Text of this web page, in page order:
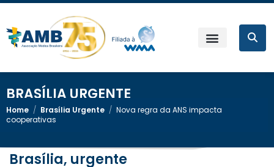
BRASÍLIA URGENTE
Home / Brasília Urgente / Nova regra da ANS impacta
cooperativas
Brasília, urgente